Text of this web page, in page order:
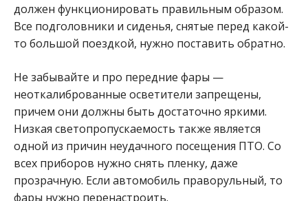
должен функционировать правильным образом.
Все подголовники и сиденья, снятые перед какой-
то большой поездкой, нужно поставить обратно.
Не забывайте и про передние фары —
неоткалиброванные осветители запрещены,
причем они должны быть достаточно яркими.
Низкая светопропускаемость также является
одной из причин неудачного посещения ПТО. Со
всех приборов нужно снять пленку, даже
прозрачную. Если автомобиль праворульный, то
фары нужно перенастроить.